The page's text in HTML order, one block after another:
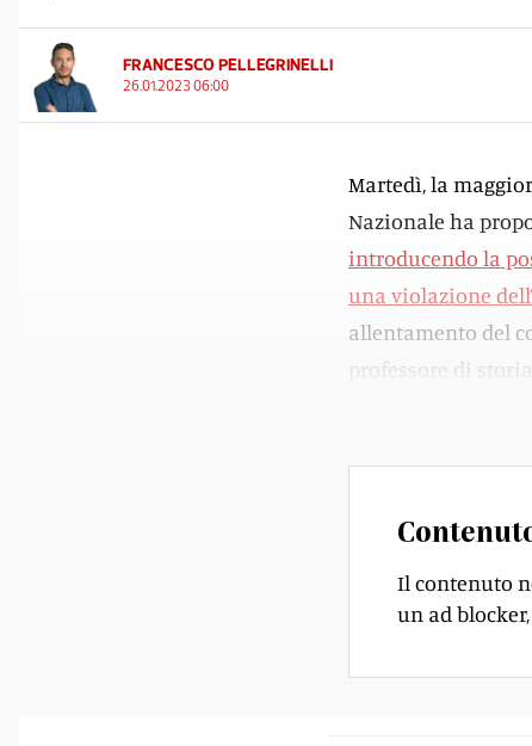
FRANCESCO PELLEGRINELLI
26.01.2023 06:00
Martedì, la
Nazionale ha
introducendo la
una violazione
allentamento del
professore di
Il contenuto
un ad